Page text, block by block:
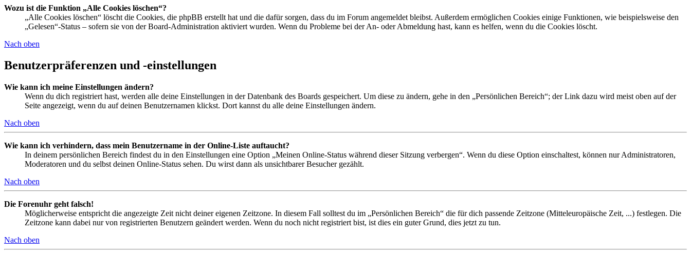
Wozu ist die Funktion „Alle Cookies löschen“?
„Alle Cookies löschen“ löscht die Cookies, die phpBB erstellt hat und die dafür sorgen, dass du im Forum angemeldet bleibst. Außerdem ermöglichen Cookies einige Funktionen, wie beispielsweise den
„Gelesen“-Status – sofern sie von der Board-Administration aktiviert wurden. Wenn du Probleme bei der An- oder Abmeldung hast, kann es helfen, wenn du die Cookies löscht.
Nach oben
Benutzerpräferenzen und -einstellungen
Wie kann ich meine Einstellungen ändern?
Wenn du dich registriert hast, werden alle deine Einstellungen in der Datenbank des Boards gespeichert. Um diese zu ändern, gehe in den „Persönlichen Bereich“; der Link dazu wird meist oben auf der
Seite angezeigt, wenn du auf deinen Benutzernamen klickst. Dort kannst du alle deine Einstellungen ändern.
Nach oben
Wie kann ich verhindern, dass mein Benutzername in der Online-Liste auftaucht?
In deinem persönlichen Bereich findest du in den Einstellungen eine Option „Meinen Online-Status während dieser Sitzung verbergen“. Wenn du diese Option einschaltest, können nur Administratoren,
Moderatoren und du selbst deinen Online-Status sehen. Du wirst dann als unsichtbarer Besucher gezählt.
Nach oben
Die Forenuhr geht falsch!
Möglicherweise entspricht die angezeigte Zeit nicht deiner eigenen Zeitzone. In diesem Fall solltest du im „Persönlichen Bereich“ die für dich passende Zeitzone (Mitteleuropäische Zeit, ...) festlegen. Die
Zeitzone kann dabei nur von registrierten Benutzern geändert werden. Wenn du noch nicht registriert bist, ist dies ein guter Grund, dies jetzt zu tun.
Nach oben